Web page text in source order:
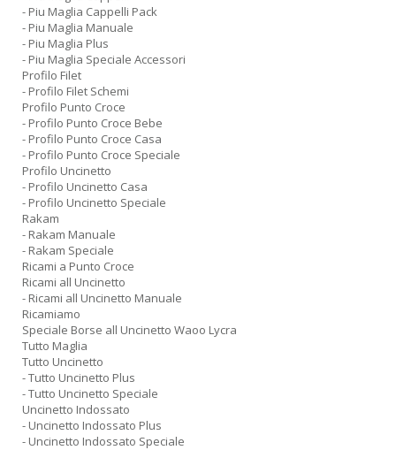
- Piu Maglia Cappelli Pack
- Piu Maglia Manuale
- Piu Maglia Plus
- Piu Maglia Speciale Accessori
Profilo Filet
- Profilo Filet Schemi
Profilo Punto Croce
- Profilo Punto Croce Bebe
- Profilo Punto Croce Casa
- Profilo Punto Croce Speciale
Profilo Uncinetto
- Profilo Uncinetto Casa
- Profilo Uncinetto Speciale
Rakam
- Rakam Manuale
- Rakam Speciale
Ricami a Punto Croce
Ricami all Uncinetto
- Ricami all Uncinetto Manuale
Ricamiamo
Speciale Borse all Uncinetto Waoo Lycra
Tutto Maglia
Tutto Uncinetto
- Tutto Uncinetto Plus
- Tutto Uncinetto Speciale
Uncinetto Indossato
- Uncinetto Indossato Plus
- Uncinetto Indossato Speciale